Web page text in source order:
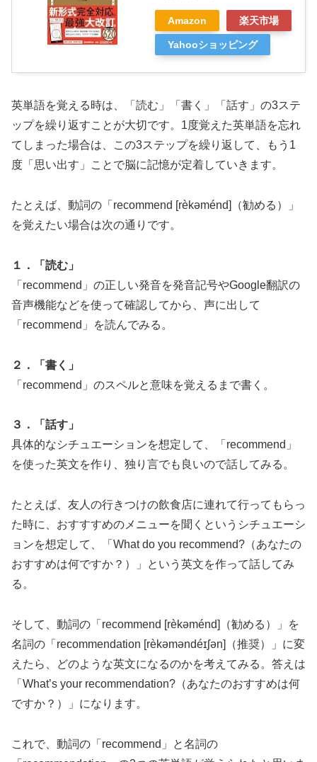
Amazon 楽天市場
Yahooショッピング
英単語を覚える時は、「読む」「書く」「話す」の3ステ
ップを繰り返すことが大切です。1度覚えた英単語を忘れ
てしまった場合は、この3ステップを繰り返して、もう1
度「思い出す」ことで脳に記憶が定着していきます。
たとえば、動詞の「recommend [rèkəménd]（勧める）」
を覚えたい場合は次の通りです。
１．「読む」
「recommend」の正しい発音を発音記号やGoogle翻訳の
音声機能などを使って確認してから、声に出して
「recommend」を読んでみる。
２．「書く」
「recommend」のスペルと意味を覚えるまで書く。
３．「話す」
具体的なシチュエーションを想定して、「recommend」
を使った英文を作り、独り言でも良いので話してみる。
たとえば、友人の行きつけの飲食店に連れて行ってもらっ
た時に、おすすすめのメニューを聞くというシチュエーシ
ョンを想定して、「What do you recommend?（あなたの
おすすめは何ですか？）」という英文を作って話してみ
る。
そして、動詞の「recommend [rèkəménd]（勧める）」を
名詞の「recommendation [rèkəməndéɪʃən]（推奨）」に変
えたら、どのような英文になるのかを考えてみる。答えは
「What’s your recommendation?（あなたのおすすめは何
ですか？）」になります。
これで、動詞の「recommend」と名詞の